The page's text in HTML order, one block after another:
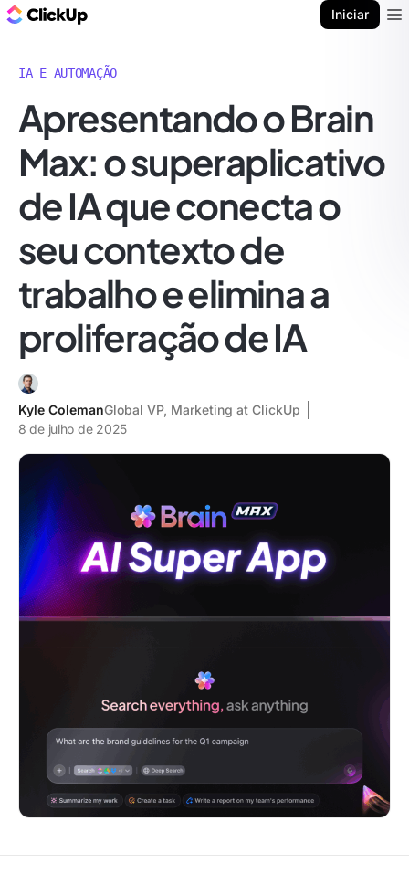
Iniciar
IA E AUTOMAÇÃO
Apresentando o Brain
Max: o superaplicativo
de IA que conecta o
seu contexto de
trabalho e elimina a
proliferação de IA
Kyle ColemanGlobal VP, Marketing at ClickUp
8 de julho de 2025